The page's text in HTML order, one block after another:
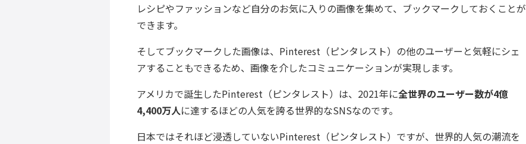
レシピやファッションなど自分のお気に入りの画像を集めて、ブックマークしておくことが
できます。
そしてブックマークした画像は、Pinterest（ピンタレスト）の他のユーザーと気軽にシェ
アすることもできるため、画像を介したコミュニケーションが実現します。
アメリカで誕生したPinterest（ピンタレスト）は、2021年に全世界のユーザー数が4億
4,400万人に達するほどの人気を誇る世界的なSNSなのです。
日本ではそれほど浸透していないPinterest（ピンタレスト）ですが、世界的人気の潮流を